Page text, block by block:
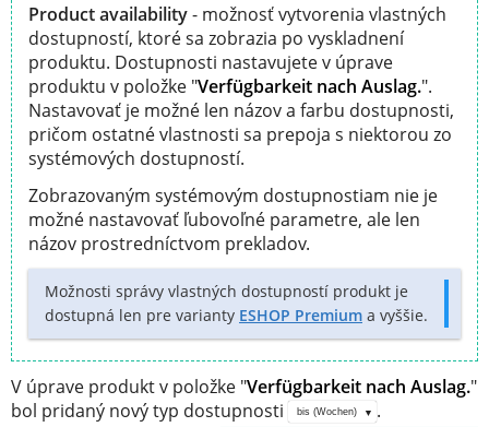
Product availability- možnosť vytvorenia vlastných
dostupností, ktoré sa zobrazia po vyskladnení
produktu. Dostupnosti nastavujete v úprave
produktu v položke "Verfügbarkeit nach Auslag.".
Nastavovať je možné len názov a farbu dostupnosti,
pričom ostatné vlastnosti sa prepoja s niektorou zo
systémových dostupností.
Zobrazovaným systémovým dostupnostiam nie je
možné nastavovať ľubovoľné parametre, ale len
názov prostredníctvom prekladov.
Možnosti správy vlastných dostupností produkt je
dostupná len pre varianty ESHOP Premium a vyššie.
V úprave produkt v položke "Verfügbarkeit nach Auslag."
bol pridaný nový typ dostupnosti
bis (Wochen) .